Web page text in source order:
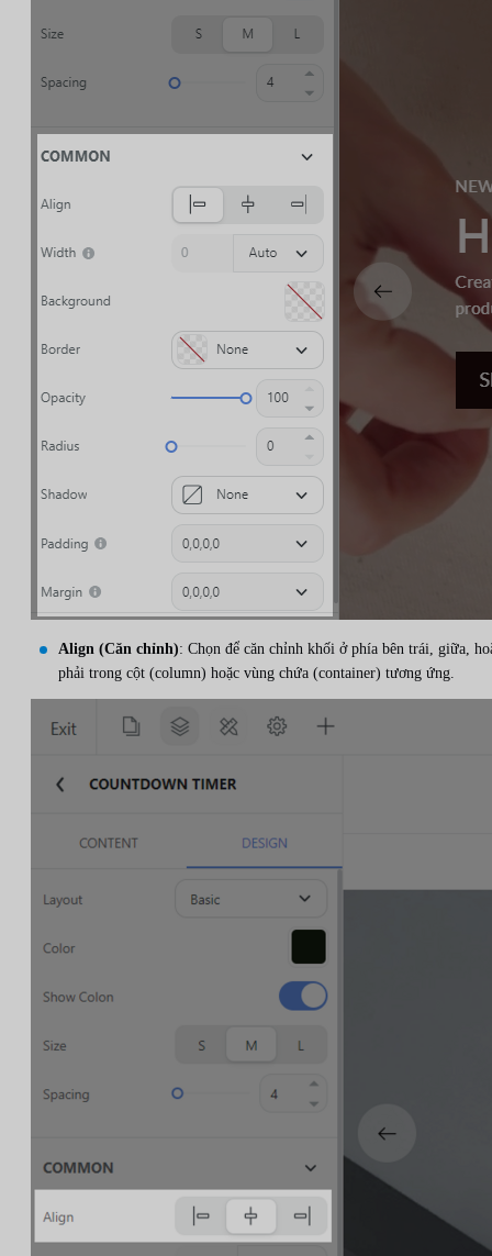
Align (Căn chỉnh): Chọn để căn chỉnh khối ở phía bên trái, giữa,
phải trong cột (column) hoặc vùng chứa (container) tương ứng.